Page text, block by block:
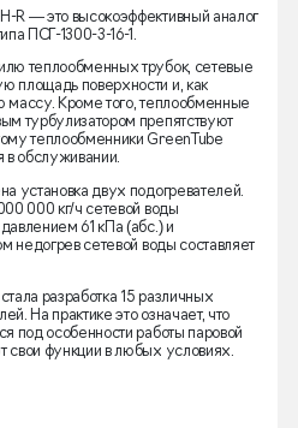
R — это высокоэффективный аналог
ПСГ-1300-3-16-1.
теплообменных трубок, сетевые
площадь поверхности и, как
массу. Кроме того, теплообменные
турбулизатором препятствуют
теплообменники GreenTube
обслуживании.
установка двух подогревателей.
000 кг/ч сетевой воды
61 кПа (абс.) и
недогрев сетевой воды составляет
разработка 15 различных
На практике это означает, что
под особенности работы паровой
свои функции в любых условиях.